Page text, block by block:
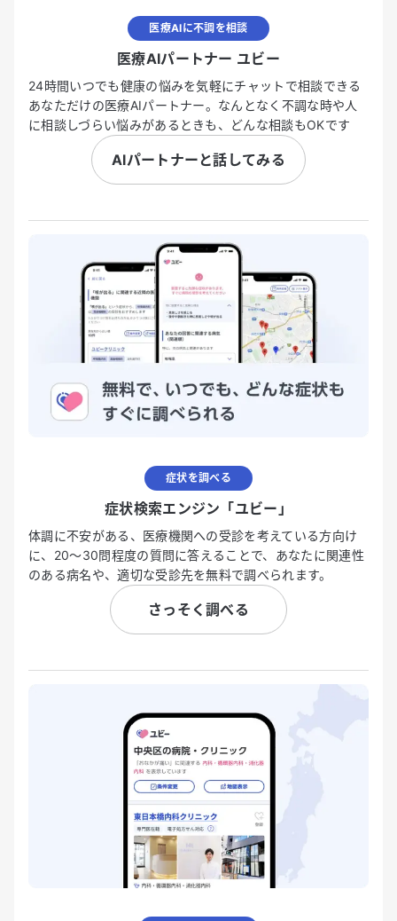
医療AIに不調を相談
医療AIパートナー ユビー
24時間いつでも健康の悩みを気軽にチャットで相談できる
あなただけの医療AIパートナー。なんとなく不調な時や人
に相談しづらい悩みがあるときも、どんな相談もOKです
AIパートナーと話してみる
症状を調べる
症状検索エンジン「ユビー」
体調に不安がある、医療機関への受診を考えている方向け
に、20〜30問程度の質問に答えることで、あなたに関連性
のある病名や、適切な受診先を無料で調べられます。
さっそく調べる